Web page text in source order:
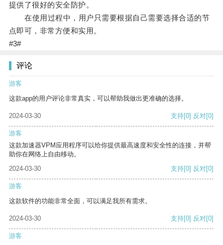
提供了很好的安全防护。
在使用过程中，用户只需要根据自己需要选择合适的节
点即可，非常方便和实用。
#3#
评论
游客
这款app的用户评论非常真实，可以帮助我做出更准确的选择。
2024-03-30 支持[0] 反对[0]
游客
这款加速器VPM应用程序可以给你提供最高速度和安全性的连接，并帮
助你在网络上自由移动。
2024-03-30
支持[0] 反对[0]
游客
这款软件的功能非常全面，可以满足我所有需求。
2024-03-30 支持[0] 反对[0]
游客